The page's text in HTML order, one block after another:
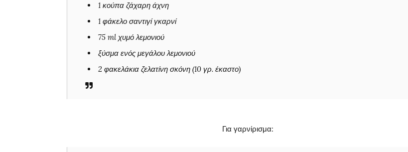
1 κούπα ζάχαρη άχνη
1 φάκελο σαντιγί γκαρνί
75 ml χυμό λεμονιού
ξύσμα ενός μεγάλου λεμονιού
2 φακελάκια ζελατίνη σκόνη (10 γρ. έκαστο)
Για γαρνίρισμα: